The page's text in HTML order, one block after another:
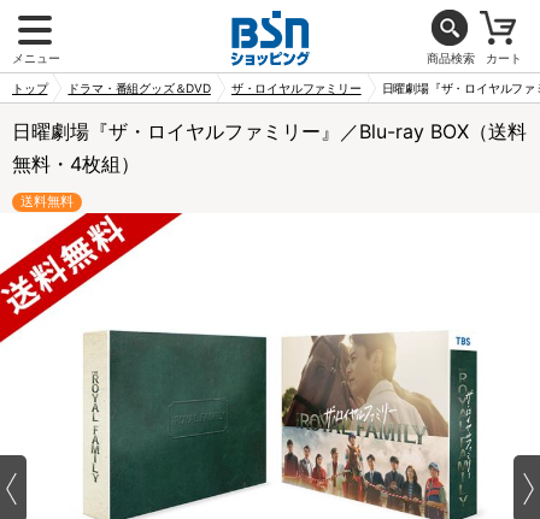
メニュー 商品検索 カート
トップ ドラマ・番組グッズ＆DVD ザ・ロイヤルファミリー 日曜劇場『ザ・ロイヤルフ
日曜劇場『ザ・ロイヤルファミリー』／Blu-ray BOX（送料
無料・4枚組）
送料無料